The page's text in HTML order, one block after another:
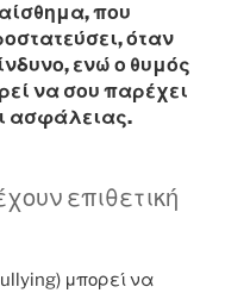
που
όταν
ενώ ο θυμός
να σου παρέχει
ασφάλειας.
επιθετική
μπορεί να